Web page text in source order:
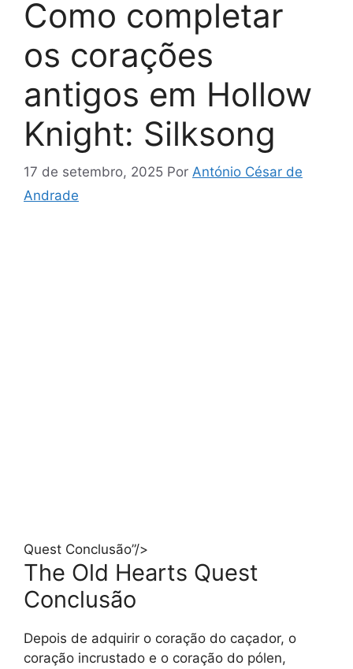
Como completar
os corações
antigos em Hollow
Knight: Silksong
17 de setembro, 2025 Por António César de
Andrade
Quest Conclusão”/>
The Old Hearts Quest
Conclusão
Depois de adquirir o coração do caçador, o
coração incrustado e o coração do pólen,